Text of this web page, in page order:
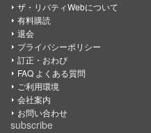
ザ・リバティWebについて
有料購読
退会
プライバシーポリシー
訂正・おわび
FAQ よくある質問
ご利用環境
会社案内
お問い合わせ
subscribe